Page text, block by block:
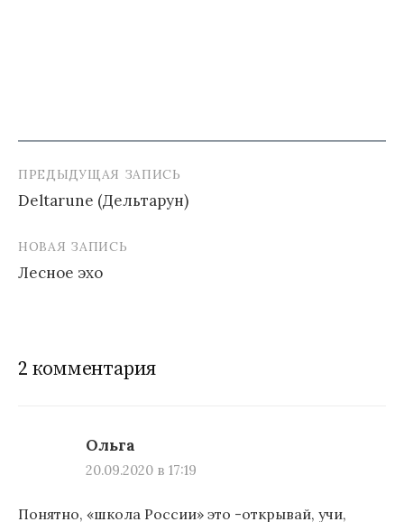
Навигация
по
записям
ПРЕДЫДУЩАЯ ЗАПИСЬ
Deltarune (Дельтарун)
НОВАЯ ЗАПИСЬ
Лесное эхо
2 комментария
Ольга
20.09.2020 в 17:19
Понятно, «школа России» это -открывай, учи,